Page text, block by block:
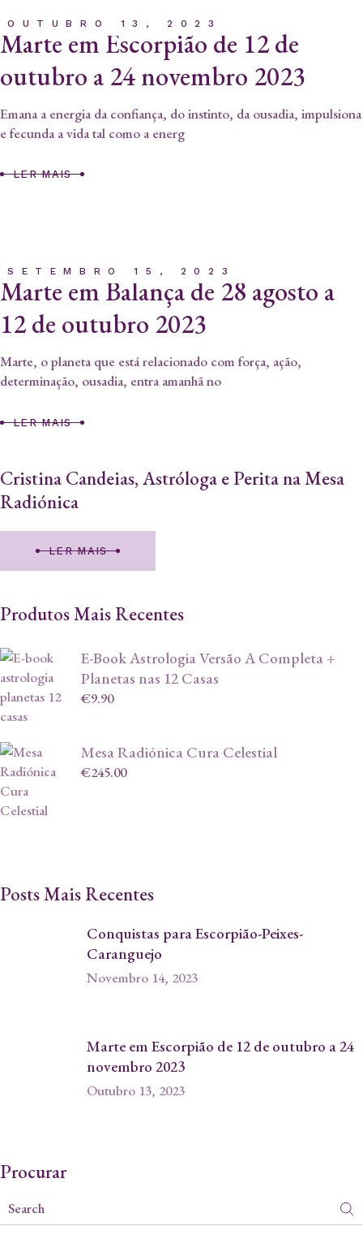
OUTUBRO 13, 2023
Marte em Escorpião de 12 de
outubro a 24 novembro 2023
Emana a energia da confiança, do instinto, da ousadia, impulsiona
e fecunda a vida tal como a energ
LER MAIS
SETEMBRO 15, 2023
Marte em Balança de 28 agosto a
12 de outubro 2023
Marte, o planeta que está relacionado com força, ação,
determinação, ousadia, entra amanhã no
LER MAIS
Cristina Candeias, Astróloga e Perita na Mesa
Radiónica
LER MAIS
Produtos Mais Recentes
E-Book Astrologia Versão A Completa +
Planetas nas 12 Casas
€9.90
Mesa Radiónica Cura Celestial
€245.00
Posts Mais Recentes
Conquistas para Escorpião-Peixes-
Caranguejo
Novembro 14, 2023
Marte em Escorpião de 12 de outubro a 24
novembro 2023
Outubro 13, 2023
Procurar